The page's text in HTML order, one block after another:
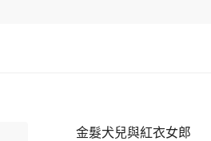
金髮犬兒與紅衣女郎